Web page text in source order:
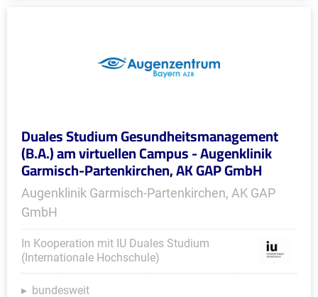
Duales Studium Gesundheitsmanagement
(B.A.) am virtuellen Campus - Augenklinik
Garmisch-Partenkirchen, AK GAP GmbH
Augenklinik Garmisch-Partenkirchen, AK GAP
GmbH
In Kooperation mit IU Duales Studium
(Internationale Hochschule)
bundesweit